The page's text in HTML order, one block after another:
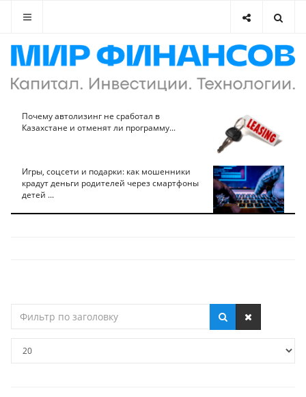
Почему автолизинг не сработал в
Казахстане и отменят ли программу...
Игры, соцсети и подарки: как мошенники
крадут деньги родителей через смартфоны
детей ...
по